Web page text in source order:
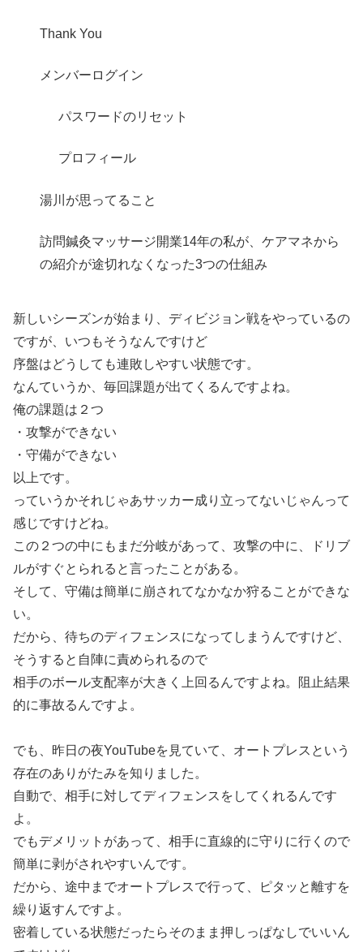
Thank You
メンバーログイン
パスワードのリセット
プロフィール
湯川が思ってること
訪問鍼灸マッサージ開業14年の私が、ケアマネから
の紹介が途切れなくなった3つの仕組み
新しいシーズンが始まり、ディビジョン戦をやっているの
ですが、いつもそうなんですけど
序盤はどうしても連敗しやすい状態です。
なんていうか、毎回課題が出てくるんですよね。
俺の課題は２つ
・攻撃ができない
・守備ができない
以上です。
っていうかそれじゃあサッカー成り立ってないじゃんって
感じですけどね。
この２つの中にもまだ分岐があって、攻撃の中に、ドリブ
ルがすぐとられると言ったことがある。
そして、守備は簡単に崩されてなかなか狩ることができな
い。
だから、待ちのディフェンスになってしまうんですけど、
そうすると自陣に責められるので
相手のボール支配率が大きく上回るんですよね。阻止結果
的に事故るんですよ。
でも、昨日の夜YouTubeを見ていて、オートプレスという
存在のありがたみを知りました。
自動で、相手に対してディフェンスをしてくれるんです
よ。
でもデメリットがあって、相手に直線的に守りに行くので
簡単に剥がされやすいんです。
だから、途中までオートプレスで行って、ピタッと離すを
繰り返すんですよ。
密着している状態だったらそのまま押しっぱなしでいいん